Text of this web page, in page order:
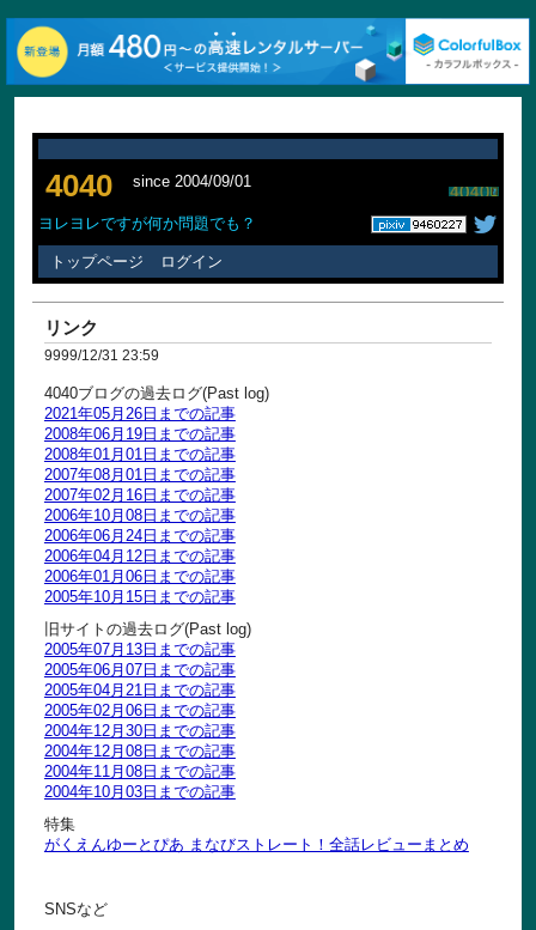
4040 since 2004/09/01
ヨレヨレですが何か問題でも？
トップページ ログイン
リンク
9999/12/31 23:59
4040ブログの過去ログ(Past log)
2021年05月26日までの記事
2008年06月19日までの記事
2008年01月01日までの記事
2007年08月01日までの記事
2007年02月16日までの記事
2006年10月08日までの記事
2006年06月24日までの記事
2006年04月12日までの記事
2006年01月06日までの記事
2005年10月15日までの記事
旧サイトの過去ログ(Past log)
2005年07月13日までの記事
2005年06月07日までの記事
2005年04月21日までの記事
2005年02月06日までの記事
2004年12月30日までの記事
2004年12月08日までの記事
2004年11月08日までの記事
2004年10月03日までの記事
特集
がくえんゆーとぴあ まなびストレート！全話レビューまとめ
SNSなど